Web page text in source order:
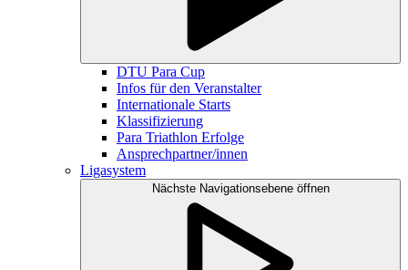
DTU Para Cup
Infos für den Veranstalter
Internationale Starts
Klassifizierung
Para Triathlon Erfolge
Ansprechpartner/innen
Ligasystem
Nächste Navigationsebene öffnen